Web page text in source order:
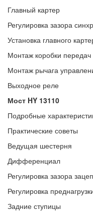
Главный картер
Регулировка зазора
Установка главного
Монтаж коробки передач
Монтаж рычага
Выходное реле
Мост HY 13110
Подробные
Практические советы
Ведущая шестерня
Дифференциал
Регулировка зазора
Регулировка
Задние ступицы